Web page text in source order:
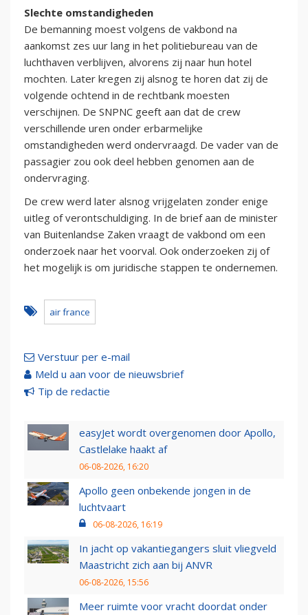
Slechte omstandigheden
De bemanning moest volgens de vakbond na
aankomst zes uur lang in het politiebureau van de
luchthaven verblijven, alvorens zij naar hun hotel
mochten. Later kregen zij alsnog te horen dat zij de
volgende ochtend in de rechtbank moesten
verschijnen. De SNPNC geeft aan dat de crew
verschillende uren onder erbarmelijke
omstandigheden werd ondervraagd. De vader van de
passagier zou ook deel hebben genomen aan de
ondervraging.
De crew werd later alsnog vrijgelaten zonder enige
uitleg of verontschuldiging. In de brief aan de minister
van Buitenlandse Zaken vraagt de vakbond om een
onderzoek naar het voorval. Ook onderzoeken zij of
het mogelijk is om juridische stappen te ondernemen.
air france
Verstuur per e-mail
Meld u aan voor de nieuwsbrief
Tip de redactie
easyJet wordt overgenomen door Apollo,
Castlelake haakt af
06-08-2026, 16:20
Apollo geen onbekende jongen in de
luchtvaart
06-08-2026, 16:19
In jacht op vakantiegangers sluit vliegveld
Maastricht zich aan bij ANVR
06-08-2026, 15:56
Meer ruimte voor vracht doordat onder